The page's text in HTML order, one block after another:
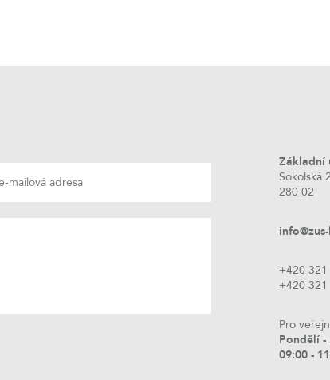
Základní
Sokolská
280 02
+420
+420 321
Pro
Pondělí -
09:00 -